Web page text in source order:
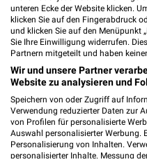
51,3 km
Dieter Knoll
Gültig bis Fr. 14.08.
Kaufland
unteren Ecke der Website klicken.
klicken Sie auf den Fingerabdruck
und klicken Sie auf den Menüpunkt
Sie Ihre Einwilligung widerrufen.
Partnern mitgeteilt und haben
Wir und unsere Partner
Website zu analysieren und
Speichern von oder Zugriff auf
Verwendung reduzierter Daten zur
von Profilen für personalisierte
Auswahl personalisierter Werbung.
Personalisierung von Inhalten.
personalisierter Inhalte. Messung